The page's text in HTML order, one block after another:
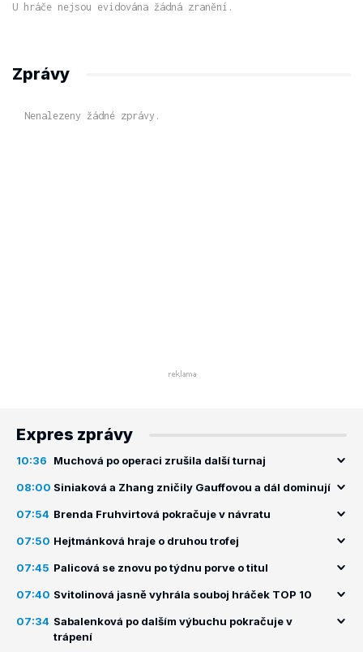
U hráče nejsou evidována žádná zranění.
Zprávy
Nenalezeny žádné zprávy.
Expres zprávy
10:36 Muchová po operaci zrušila další turnaj
08:00 Siniaková a Zhang zničily Gauffovou a dál dominují
07:54 Brenda Fruhvirtová pokračuje v návratu
07:50 Hejtmánková hraje o druhou trofej
07:45 Palicová se znovu po týdnu porve o titul
07:40 Svitolinová jasně vyhrála souboj hráček TOP 10
07:34 Sabalenková po dalším výbuchu pokračuje v
trápení